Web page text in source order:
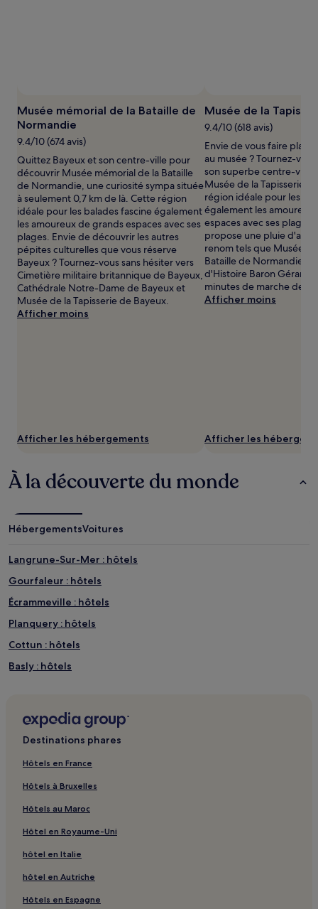
susceptibles
de
changer.
Des
conditions
supplémentaires
peuvent
s’appliquer.
Musée mémorial de la Bataille de
Normandie
9.4/10 (674 avis)
Quittez Bayeux et son centre-ville pour
découvrir Musée mémorial de la Bataille
de Normandie, une curiosité sympa située
à seulement 0,7 km de là. Cette région
idéale pour les balades fascine également
les amoureux de grands espaces avec ses
plages. Envie de découvrir les autres
pépites culturelles que vous réserve
Bayeux ? Tournez-vous sans hésiter vers
Cimetière militaire britannique de Bayeux,
Cathédrale Notre-Dame de Bayeux et
Musée de la Tapisserie de Bayeux.
Afficher moins
Afficher les hébergements
Musée de la
9.4/10 (618 avis)
Envie de vous faire
au musée ? Tournez-
son superbe centre-ville
Musée de la Tapisserie
région idéale pour les
également les amoureux
espaces avec ses plages.
propose une pluie
renom tels que Musée
Bataille de Normandie
d'Histoire Baron Gérard,
minutes de marche de là.
Afficher moins
Afficher les
À la découverte du monde
HébergementsVoitures
Langrune-Sur-Mer : hôtels
Gourfaleur : hôtels
Écrammeville : hôtels
Planquery : hôtels
Cottun : hôtels
Basly : hôtels
Asnières-En-Bessin : hôtels
Sainte-Honorine-Du-Fay : hôtels
Bricqueville : hôtels
Centre Hospitalier Universitaire de Caen : hôtels à proximité
Blay : hôtels
Baudre : hôtels
Cardonville : hôtels
Destinations phares
Hôtels en France
Hôtels à Bruxelles
Hôtels au Maroc
Hôtel en Royaume-Uni
hôtel en Italie
hôtel en Autriche
Hôtels en Espagne